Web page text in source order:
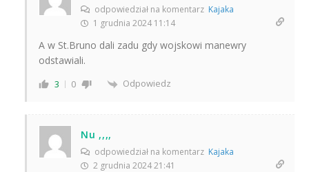
odpowiedział na komentarz Kajaka
1 grudnia 2024 11:14
A w St.Bruno dali zadu gdy wojskowi manewry
odstawiali.
3 0 Odpowiedz
Nu ,,,,
odpowiedział na komentarz Kajaka
2 grudnia 2024 21:41